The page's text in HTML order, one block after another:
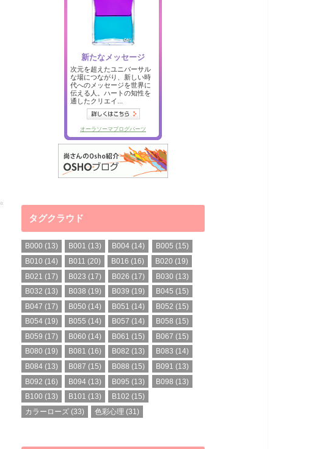
タグクラウド
B000 (13) B001 (13) B004 (14) B005 (15)
B010 (14) B011 (20) B016 (16) B020 (19)
B021 (17) B023 (17) B026 (17) B030 (13)
B032 (13) B038 (19) B039 (19) B045 (15)
B047 (17) B050 (14) B051 (14) B052 (15)
B054 (19) B055 (14) B057 (14) B058 (15)
B059 (17) B060 (14) B061 (15) B067 (15)
B080 (19) B081 (16) B082 (13) B083 (14)
B084 (13) B087 (15) B088 (15) B091 (13)
B092 (16) B094 (13) B095 (13) B098 (13)
B100 (13) B101 (13) B102 (15)
カラーローズ (33) 色彩心理 (31)